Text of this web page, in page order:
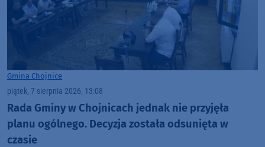
Gmina Chojnice
piątek, 7 sierpnia 2026, 13:08
Rada Gminy w Chojnicach jednak nie przyjęła
planu ogólnego. Decyzja została odsunięta w
czasie